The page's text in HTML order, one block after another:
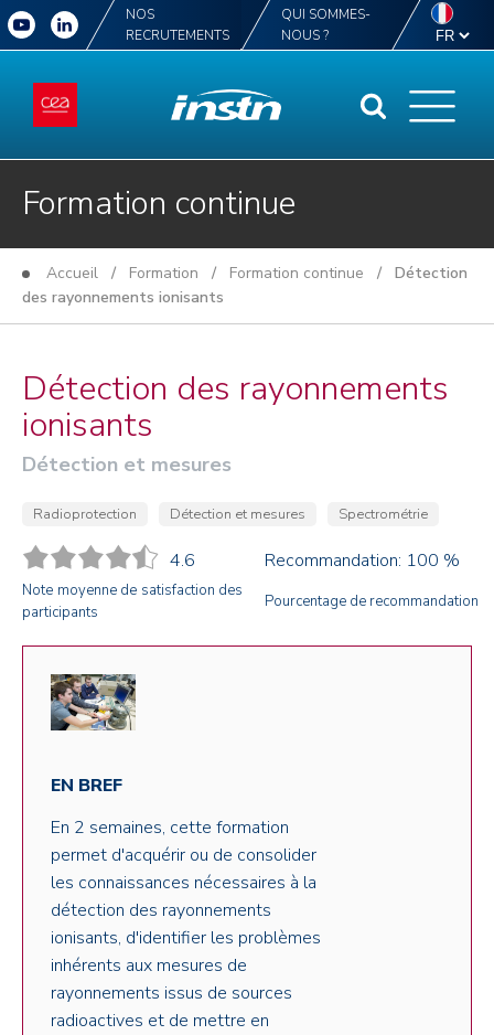
NOS
RECRUTEMENTS
QUI SOMMES-
NOUS ?
Formation continue
Accueil / Formation / Formation continue / Détection
des rayonnements ionisants
Détection des rayonnements
ionisants
Détection et mesures
Radioprotection Détection et mesures Spectrométrie
4.6 Recommandation: 100 %
Note moyenne de satisfaction des
participants
Pourcentage de recommandation
EN BREF
En 2 semaines, cette formation
permet d'acquérir ou de consolider
les connaissances nécessaires à la
détection des rayonnements
ionisants, d'identifier les problèmes
inhérents aux mesures de
rayonnements issus de sources
radioactives et de mettre en